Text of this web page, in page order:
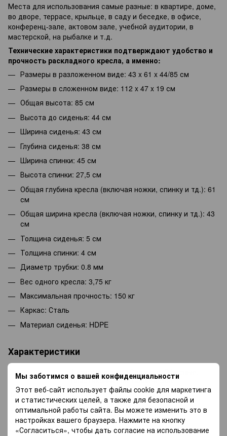
Мы заботимся о вашей конфиденциальности
Этот веб-сайт использует файлы cookie для маркетинга
и статистических целей, а также для безопасной и
оптимальной работы сайта. Вы можете изменить это в
настройках вашего браузера. Нажмите на кнопку
«Согласиться», чтобы дать согласие на использование
Места для использования самые разные: в квартире, доме,
во дворе, террасе, крыльце, в саду и беседке, в офисе,
конференц-зале, актовом зале, учебной аудитории, в
мастерской, на рыбалке и т.д.
Технические характеристики подтверждают удобство и
прочность раскладного кресла, а именно:
Размеры в разложенном виде: 43 x 61 x 44/85 см
Размеры в сложенном виде: 112 x 47 x 19 см
Общая высота: 85 см
Высота до сиденья: 44 см
Ширина сиденья: 43 см
Глубина сиденья: 38 см
Ширина спинки: 45 см
Высота спинки: 27,5 см
Общая глубина кресла (включая ножки, спинку и тд.): 61
см
Общая ширина кресла (включая ножки, спинку и тд.): 43
см
Толщина сиденья: 5 см
Толщина спинки: 4 см
Диаметр трубки: 0.8 мм
Вес одного кресла: 3,75 кг
Максимальная прочность: 150 кг
Каркас: Сталь
Материал сиденья: HDPE
Характеристики
Тип
Туристическая , Садовые, Офисные,
Пластиковые, Металлические
Вид
Стулья
Цвет
Черный
Матеріал
каркаса
Металл